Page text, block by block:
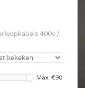
400v /
Max: €90